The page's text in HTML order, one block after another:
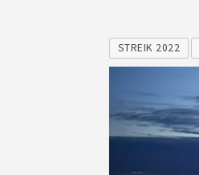
STREIK 2022